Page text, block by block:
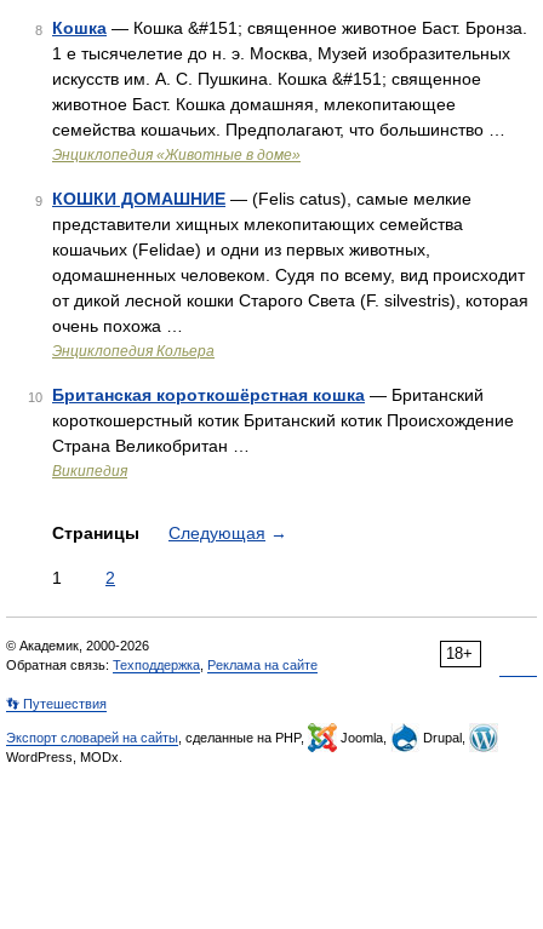
8 Кошка — Кошка &#151; священное животное Баст. Бронза.
1 е тысячелетие до н. э. Москва, Музей изобразительных
искусств им. А. С. Пушкина. Кошка &#151; священное
животное Баст. Кошка домашняя, млекопитающее
семейства кошачьих. Предполагают, что большинство …
Энциклопедия «Животные в доме»
9 КОШКИ ДОМАШНИЕ — (Felis catus), самые мелкие
представители хищных млекопитающих семейства
кошачьих (Felidae) и одни из первых животных,
одомашненных человеком. Судя по всему, вид происходит
от дикой лесной кошки Старого Света (F. silvestris), которая
очень похожа …
Энциклопедия Кольера
10 Британская короткошёрстная кошка — Британский
короткошерстный котик Британский котик Происхождение
Страна Великобритан …
Википедия
Страницы Следующая →
1 2
18+
© Академик, 2000-2026
Обратная связь: Техподдержка Реклама на сайте
👣 Путешествия
Экспорт словарей на сайты , сделанные на PHP, Joomla,
Drupal,
WordPress, MODx.